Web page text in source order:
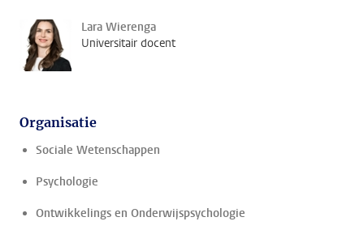
Lara Wierenga
Universitair docent
Organisatie
Sociale Wetenschappen
Psychologie
Ontwikkelings en Onderwijspsychologie